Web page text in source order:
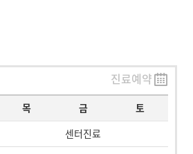
진료예약
목 금 토
센터진료